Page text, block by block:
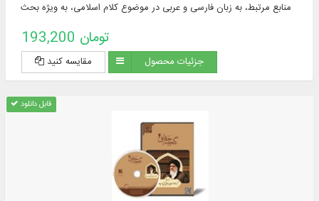
منابع مرتبط، به زبان فارسی و عربی در موضوع کلام اسلامی، به‌ ویژه بحث
193,200 تومان
مقایسه کنید جزئیات محصول
قابل دانلود